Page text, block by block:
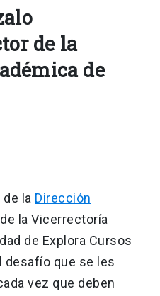
de la
de
la Dirección
de la Vicerrectoría
de Explora Cursos
desafío que se les
vez que deben